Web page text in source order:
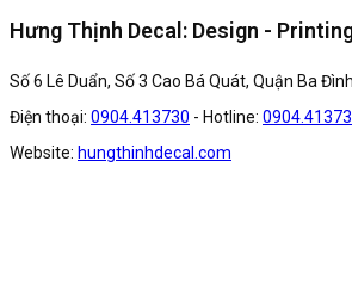
Hưng Thịnh Decal: Design -
Số 6 Lê Duẩn, Số 3 Cao Bá Quát, Quận Ba
Điện thoại: 0904.413730 - Hotline:
Website: hungthinhdecal.com